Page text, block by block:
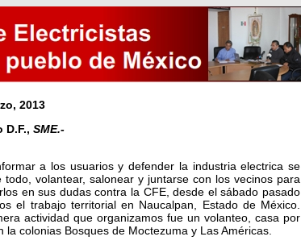
2013
D.F., SME.-
a los usuarios y defender la industria electrica se
todo, volantear, salonear y juntarse con los vecinos para
en sus dudas contra la CFE, desde el sábado pasado
el trabajo territorial en Naucalpan, Estado de México.
actividad que organizamos fue un volanteo, casa por
la colonias Bosques de Moctezuma y Las Américas.